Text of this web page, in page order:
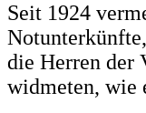
Seit 1924
die Herren der
widmeten, wie